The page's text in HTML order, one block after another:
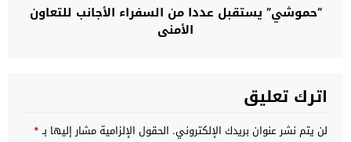
“حموشي” يستقبل عددا من السفراء الأجانب للتعاون
الأمني
اترك تعليق
لن يتم نشر عنوان بريدك الإلكتروني. الحقول الإلزامية مشار إليها بـ*